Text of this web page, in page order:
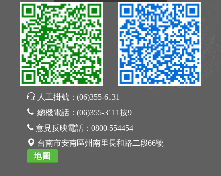
人工掛號： (06)355-6131
總機電話： (06)355-3111按9
意見反映電話： 0800-554454
台南市安南區州南里長和路二段66號
地圖